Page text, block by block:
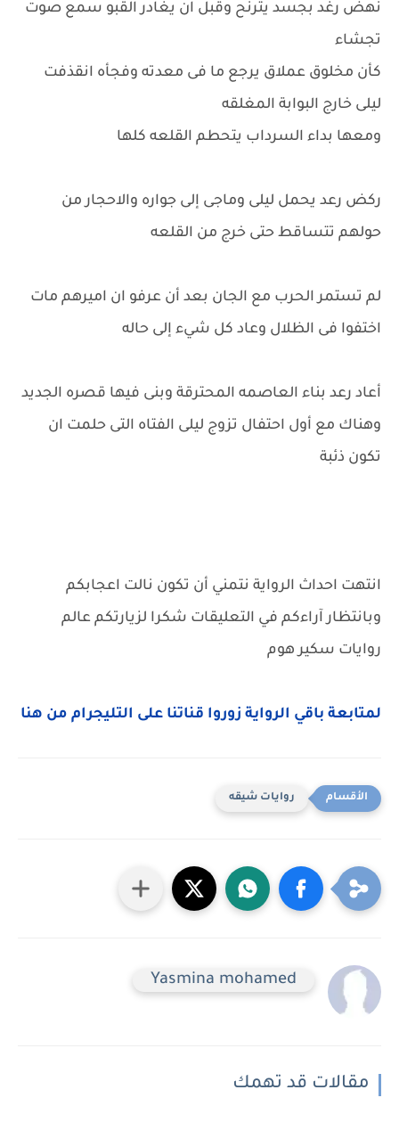
نهض رغد بجسد يترنح وقبل ان يغادر القبو سمع صوت
تجشاء
كأن مخلوق عملاق يرجع ما فى معدته وفجأه انقذفت
ليلى خارج البوابة المغلقه
ومعها بداء السرداب يتحطم القلعه كلها
ركض رعد يحمل ليلى وماجى إلى جواره والاحجار من
حولهم تتساقط حتى خرج من القلعه
لم تستمر الحرب مع الجان بعد أن عرفو ان اميرهم مات
اختفوا فى الظلال وعاد كل شيء إلى حاله
أعاد رعد بناء العاصمه المحترقة وبنى فيها قصره الجديد
وهناك مع أول احتفال تزوج ليلى الفتاه التى حلمت ان
تكون ذئبة
انتهت احداث الرواية نتمني أن تكون نالت اعجابكم
وبانتظار آراءكم في التعليقات شكرا لزيارتكم عالم
روايات سكير هوم
لمتابعة باقي الرواية زوروا قناتنا على التليجرام من هنا
روايات شيقه
Yasmina mohamed
مقالات قد تهمك